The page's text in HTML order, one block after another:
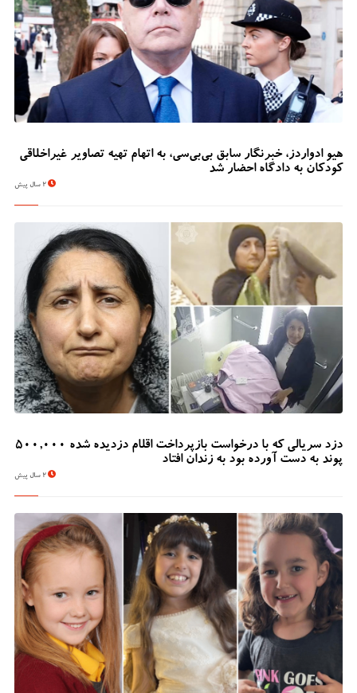
هیو ادواردز، خبرنگار سابق بی‌بی‌سی، به اتهام تهیه تصاویر غیراخلاقی
کودکان به دادگاه احضار شد
2 سال پیش
دزد سریالی که با درخواست بازپرداخت اقلام دزدیده شده 500,000
پوند به دست آورده بود به زندان افتاد
2 سال پیش